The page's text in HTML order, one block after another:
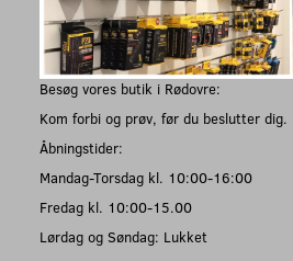
Besøg vores butik i Rødovre:
Kom forbi og prøv, før du beslutter dig.
Åbningstider:
Mandag-Torsdag kl. 10:00-16:00
Fredag kl. 10:00-15.00
Lørdag og Søndag: Lukket